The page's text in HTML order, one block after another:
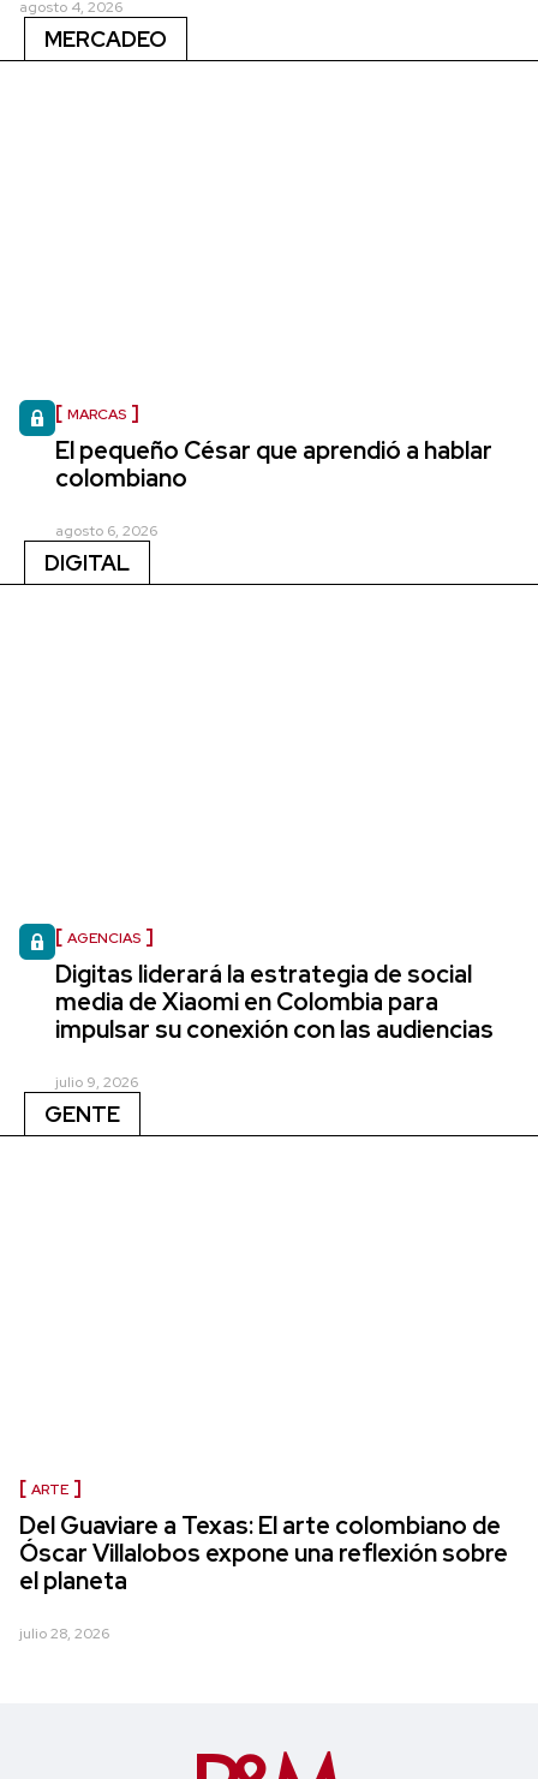
agosto 4, 2026
MERCADEO
MARCAS
El pequeño César que aprendió a hablar
colombiano
agosto 6, 2026
DIGITAL
AGENCIAS
Digitas liderará la estrategia de social
media de Xiaomi en Colombia para
impulsar su conexión con las audiencias
julio 9, 2026
GENTE
ARTE
Del Guaviare a Texas: El arte colombiano de
Óscar Villalobos expone una reflexión sobre
el planeta
julio 28, 2026